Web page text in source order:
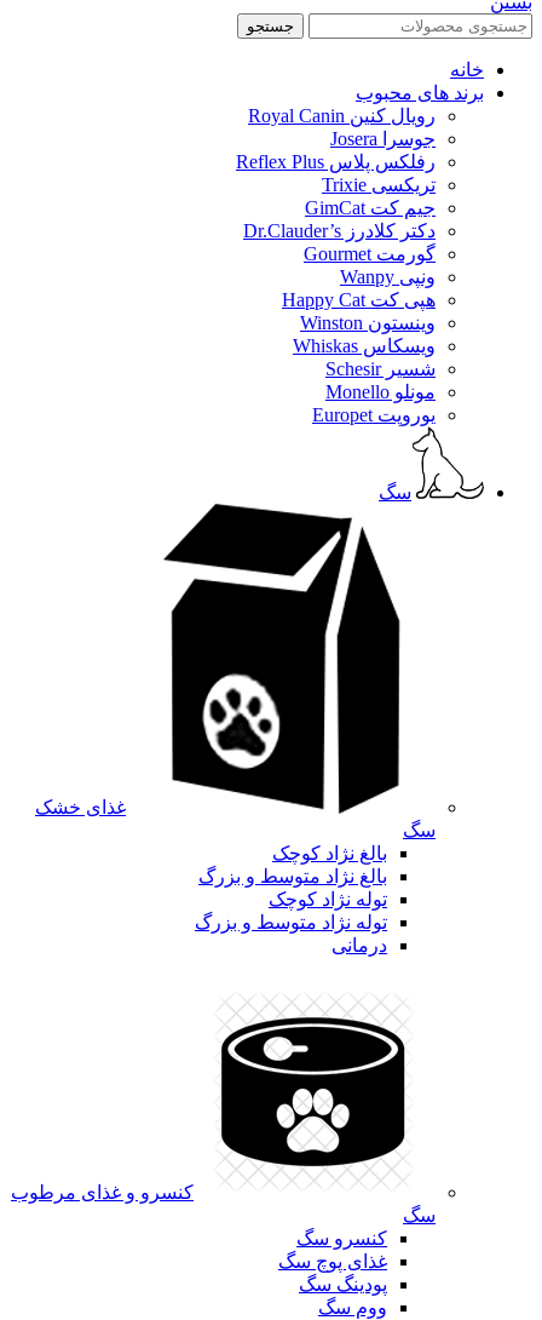
جستجو
خانه
برند های محبوب
رویال کنین Royal Canin
جوسرا Josera
رفلکس پلاس Reflex Plus
تریکسی Trixie
جیم کت GimCat
دکتر کلادرز Dr.Clauder’s
گورمت Gourmet
ونپی Wanpy
هپی کت Happy Cat
وینستون Winston
ویسکاس Whiskas
شسیر Schesir
مونلو Monello
یوروپت Europet
سگ
غذای خشک
سگ
بالغ نژاد کوچک
بالغ نژاد متوسط و بزرگ
توله نژاد کوچک
توله نژاد متوسط و بزرگ
درمانی
کنسرو و غذای مرطوب
سگ
کنسرو سگ
غذای پوچ سگ
پودینگ سگ
ووم سگ